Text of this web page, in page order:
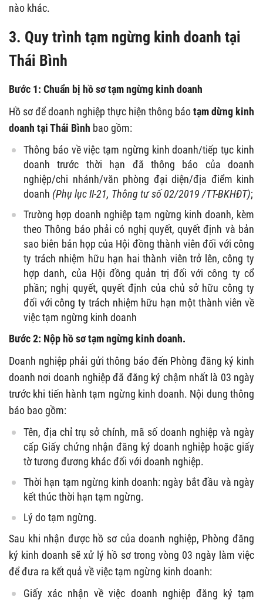
nào khác.
3. Quy trình tạm ngừng kinh doanh tại
Thái Bình
Bước 1: Chuẩn bị hồ sơ tạm ngừng kinh doanh
Hồ sơ để doanh nghiệp thực hiện thông báotạm dừng kinh
doanh tại Thái Bình bao gồm:
Thông báo về việc tạm ngừng kinh doanh/tiếp tục kinh
doanh trước thời hạn đã thông báo của doanh
nghiệp/chi nhánh/văn phòng đại diện/địa điểm kinh
doanh (Phụ lục II-21, Thông tư số 02/2019 /TT-BKHĐT);
Trường hợp doanh nghiệp tạm ngừng kinh doanh, kèm
theo Thông báo phải có nghị quyết, quyết định và bản
sao biên bản họp của Hội đồng thành viên đối với công
ty trách nhiệm hữu hạn hai thành viên trở lên, công ty
hợp danh, của Hội đồng quản trị đối với công ty cổ
phần; nghị quyết, quyết định của chủ sở hữu công ty
đối với công ty trách nhiệm hữu hạn một thành viên về
việc tạm ngừng kinh doanh
Bước 2: Nộp hồ sơ tạm ngừng kinh doanh.
Doanh nghiệp phải gửi thông báo đến Phòng đăng ký kinh
doanh nơi doanh nghiệp đã đăng ký chậm nhất là 03 ngày
trước khi tiến hành tạm ngừng kinh doanh. Nội dung thông
báo bao gồm:
Tên, địa chỉ trụ sở chính, mã số doanh nghiệp và ngày
cấp Giấy chứng nhận đăng ký doanh nghiệp hoặc giấy
tờ tương đương khác đối với doanh nghiệp.
Thời hạn tạm ngừng kinh doanh: ngày bắt đầu và ngày
kết thúc thời hạn tạm ngừng.
Lý do tạm ngừng.
Sau khi nhận được hồ sơ của doanh nghiệp, Phòng đăng
ký kinh doanh sẽ xử lý hồ sơ trong vòng 03 ngày làm việc
để đưa ra kết quả về việc tạm ngừng kinh doanh:
Giấy xác nhận về việc doanh nghiệp đăng ký tạm